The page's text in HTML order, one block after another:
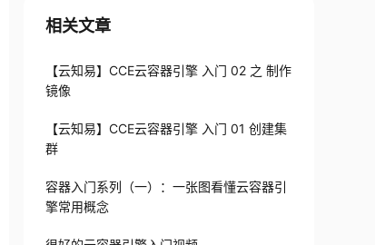
相关文章
​【云知易】CCE云容器引擎 入门 02 之 制作
镜像
【云知易】CCE云容器引擎 入门 01 创建集
群
容器入门系列（一）：一张图看懂云容器引
擎常用概念